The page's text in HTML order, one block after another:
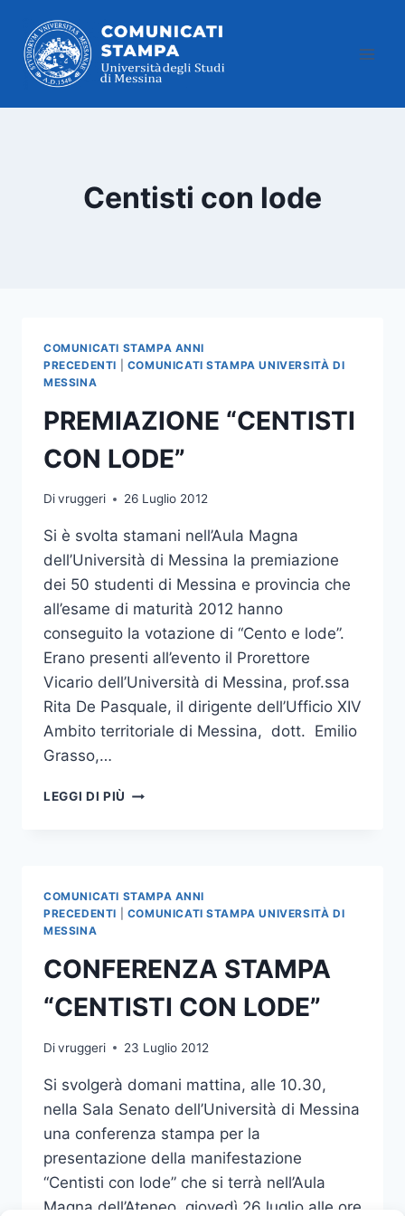
contenuto
Centisti con lode
COMUNICATI STAMPA ANNI
PRECEDENTI
COMUNICATI STAMPA UNIVERSITÀ DI
MESSINA
PREMIAZIONE “CENTISTI
CON LODE”
Divruggeri 26 Luglio 2012
Si è svolta stamani nell’Aula Magna
dell’Università di Messina la premiazione
dei 50 studenti di Messina e provincia che
all’esame di maturità 2012 hanno
conseguito la votazione di “Cento e lode”.
Erano presenti all’evento il Prorettore
Vicario dell’Università di Messina, prof.ssa
Rita De Pasquale, il dirigente dell’Ufficio XIV
Ambito territoriale di Messina, dott. Emilio
Grasso,…
LEGGI DI PIÙ PREMIAZIONE
COMUNICATI STAMPA ANNI
PRECEDENTI
COMUNICATI STAMPA UNIVERSITÀ DI
MESSINA
CONFERENZA STAMPA
“CENTISTI CON LODE”
Divruggeri 23 Luglio 2012
Si svolgerà domani mattina, alle 10.30,
nella Sala Senato dell’Università di Messina
una conferenza stampa per la
presentazione della manifestazione
“Centisti con lode” che si terrà nell’Aula
Magna dell’Ateneo, giovedì 26 luglio alle ore